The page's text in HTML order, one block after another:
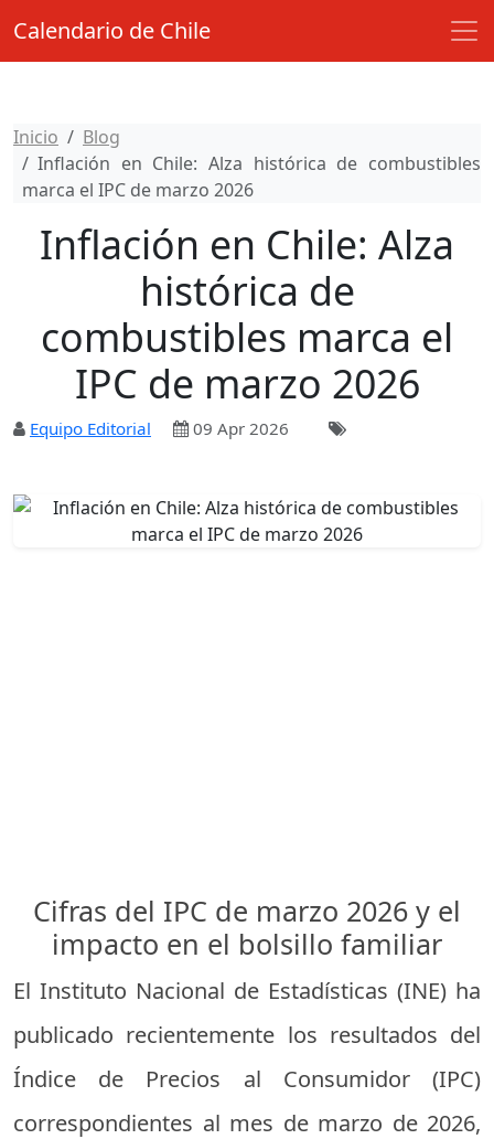
Calendario de Chile
Inicio
Blog
Inflación en Chile: Alza histórica de combustibles
marca el IPC de marzo 2026
Inflación en Chile: Alza
histórica de
combustibles marca el
IPC de marzo 2026
Equipo Editorial 09 Apr 2026
Cifras del IPC de marzo 2026 y el
impacto en el bolsillo familiar
El Instituto Nacional de Estadísticas (INE) ha
publicado recientemente los resultados del
Índice de Precios al Consumidor (IPC)
correspondientes al mes de marzo de 2026,